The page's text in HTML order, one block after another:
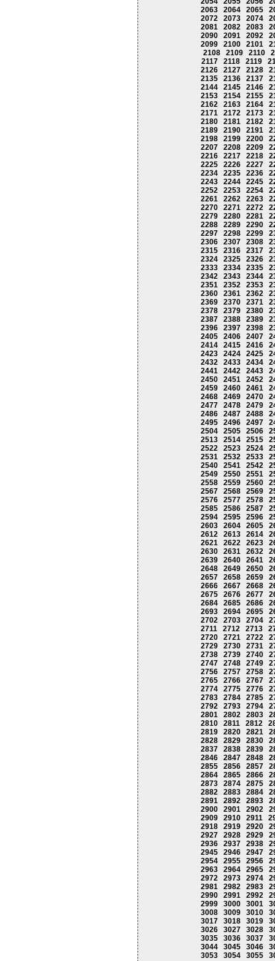
2063
2064 2065
2072
2073 2074
2081
2082 2083
2090
2091 2092
2099
2100 2101
2108
2109 2110
2117
2118 2119
2126
2127 2128
2135
2136 2137
2144
2145 2146
2153
2154 2155
2162
2163 2164
2171
2172 2173
2180
2181 2182
2189
2190 2191
2198
2199 2200
2207
2208 2209
2216
2217 2218
2225
2226 2227
2234
2235 2236
2243
2244 2245
2252
2253 2254
2261
2262 2263
2270
2271 2272
2279
2280 2281
2288
2289 2290
2297
2298 2299
2306
2307 2308
2315
2316 2317
2324
2325 2326
2333
2334 2335
2342
2343 2344
2351
2352 2353
2360
2361 2362
2369
2370 2371
2378
2379 2380
2387
2388 2389
2396
2397 2398
2405
2406 2407
2414
2415 2416
2423
2424 2425
2432
2433 2434
2441
2442 2443
2450
2451 2452
2459
2460 2461
2468
2469 2470
2477
2478 2479
2486
2487 2488
2495
2496 2497
2504
2505 2506
2513
2514 2515
2522
2523 2524
2531
2532 2533
2540
2541 2542
2549
2550 2551
2558
2559 2560
2567
2568 2569
2576
2577 2578
2585
2586 2587
2594
2595 2596
2603
2604 2605
2612
2613 2614
2621
2622 2623
2630
2631 2632
2639
2640 2641
2648
2649 2650
2657
2658 2659
2666
2667 2668
2675
2676 2677
2684
2685 2686
2693
2694 2695
2702
2703 2704
2711
2712 2713
2720
2721 2722
2729
2730 2731
2738
2739 2740
2747
2748 2749
2756
2757 2758
2765
2766 2767
2774
2775 2776
2783
2784 2785
2792
2793 2794
2801
2802 2803
2810
2811 2812
2819
2820 2821
2828
2829 2830
2837
2838 2839
2846
2847 2848
2855
2856 2857
2864
2865 2866
2873
2874 2875
2882
2883 2884
2891
2892 2893
2900
2901 2902
2909
2910 2911
2918
2919 2920
2927
2928 2929
2936
2937 2938
2945
2946 2947
2954
2955 2956
2963
2964 2965
2972
2973 2974
2981
2982 2983
2990
2991 2992
2999
3000 3001
3008
3009 3010
3017
3018 3019
3026
3027 3028
3035
3036 3037
3044
3045 3046
3053
3054 3055